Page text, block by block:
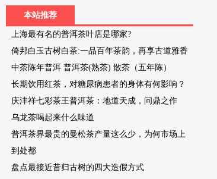
本站推荐
上海最有名的普洱茶叶店是哪家?
倚邦白玉古树白茶:一品百年茶韵，再享古道雅香
中茶陈年普洱 普洱茶(熟茶) 散茶（五年陈）
长期饮用红茶，对糖尿病患者的身体有何影响？
庆沣祥七彩茶王普洱茶：地道天成，问鼎之作
乌龙茶喝起来什么味道
普洱茶界最贵的曼松茶产量这么少，为何市场上
到处都
盘点最接近昔归古树的四大造假方式